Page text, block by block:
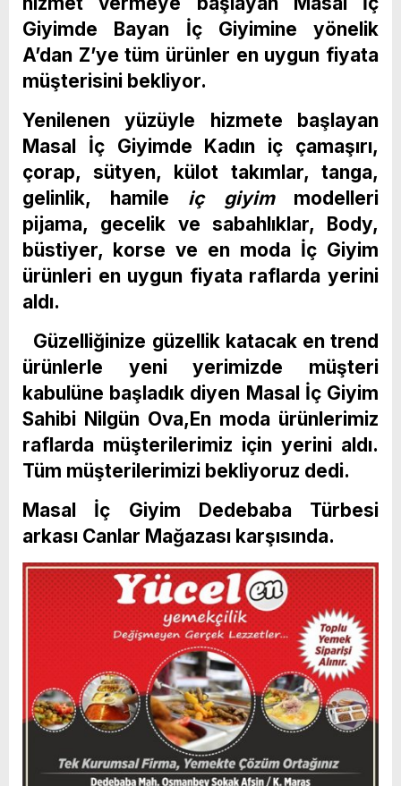
Giyimde Bayan İç Giyimine yönelik
A’dan Z’ye tüm ürünler en uygun fiyata
müşterisini bekliyor.
Yenilenen yüzüyle hizmete başlayan
Masal İç Giyimde Kadın iç çamaşırı,
çorap, sütyen, külot takımlar, tanga,
gelinlik, hamile iç giyimmodelleri
pijama, gecelik ve sabahlıklar, Body,
büstiyer, korse ve en moda İç Giyim
ürünleri en uygun fiyata raflarda yerini
aldı.
Güzelliğinize güzellik katacak en trend
ürünlerle yeni yerimizde müşteri
kabulüne başladık diyen Masal İç Giyim
Sahibi Nilgün Ova,En moda ürünlerimiz
raflarda müşterilerimiz için yerini aldı.
Tüm müşterilerimizi bekliyoruz dedi.
Masal İç Giyim Dedebaba Türbesi
arkası Canlar Mağazası karşısında.